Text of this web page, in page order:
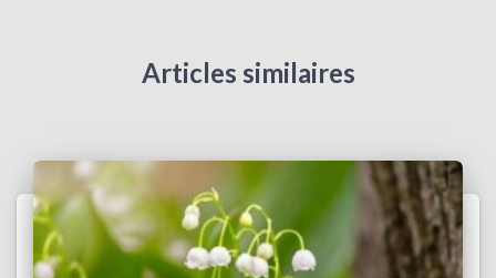
Articles similaires